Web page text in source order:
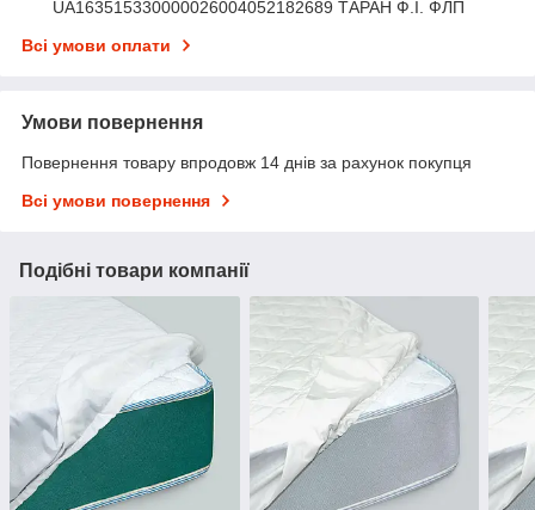
UA163515330000026004052182689 ТАРАН Ф.І. ФЛП
Всі умови оплати
Умови повернення
Повернення товару впродовж 14 днів за рахунок покупця
Всі умови повернення
Подібні товари компанії